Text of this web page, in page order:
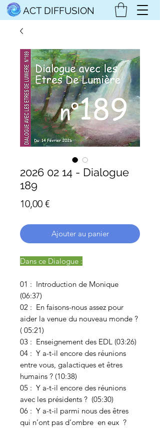
ACT DIFFUSION
2026 02 14 - Dialogue
189
10,00 €Prix
Ajouter au panier
Dans ce Dialogue :
01 : Introduction de Monique
(06:37)
02 : En faisons-nous assez pour
aider la venue du nouveau monde ?
( 05:21)
03 : Enseignement des EDL (03:26)
04 : Y a-t-il encore des réunions
entre vous, galactiques et êtres
humains ? (10:38)
05 : Y a-t-il encore des réunions
avec les présidents ? (05:30)
06 : Y a-t-il parmi nous des êtres
qui n’ont pas d’ombre en eux ?